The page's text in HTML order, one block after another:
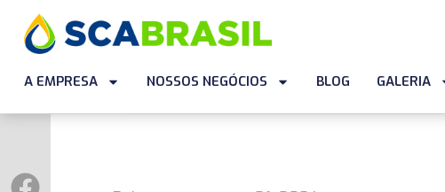
A EMPRESA NOSSOS NEGÓCIOS BLOG GALERIA